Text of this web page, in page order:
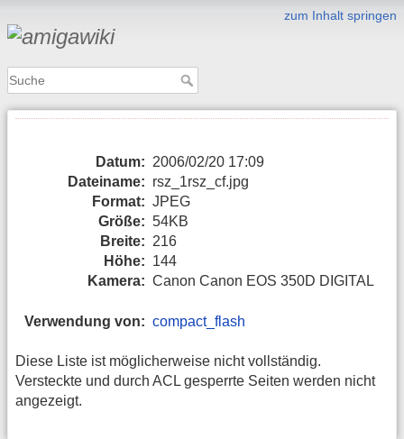
zum Inhalt springen
Datum: 2006/02/20 17:09
Dateiname: rsz_1rsz_cf.jpg
Format: JPEG
Größe: 54KB
Breite: 216
Höhe: 144
Kamera: Canon Canon EOS 350D DIGITAL
Verwendung von: compact_flash
Diese Liste ist möglicherweise nicht vollständig.
Versteckte und durch ACL gesperrte Seiten werden nicht
angezeigt.